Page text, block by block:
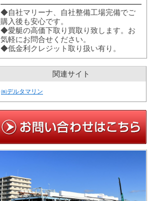
◆自社マリーナ、自社整備工場完備でご
購入後も安心です。
◆愛艇の高価下取り買取り致します。お
気軽にお問合せください。
◆低金利クレジット取り扱い有り。
関連サイト
㈱デルタマリン